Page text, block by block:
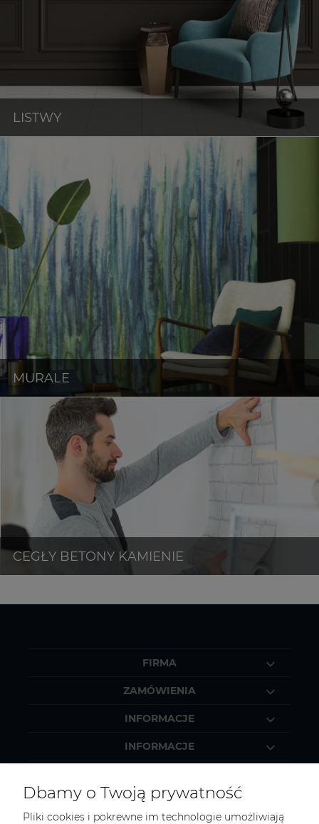
FIRMA
ZAMÓWIENIA
INFORMACJE
INFORMACJE
Dbamy o Twoją prywatność
Pliki cookies i pokrewne im technologie umożliwiają